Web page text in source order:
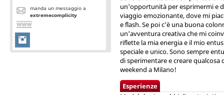
manda un messaggio a
extremecomplicity
un'opportunità per esprimermi e
viaggio emozionante, dove mi
e flash. Se poi c'è una buona
un'avventura creativa che mi
riflette la mia energia e il mio
speciale e unico. Sono sempre
di sperimentare e creare
weekend a Milano!
Esperienze